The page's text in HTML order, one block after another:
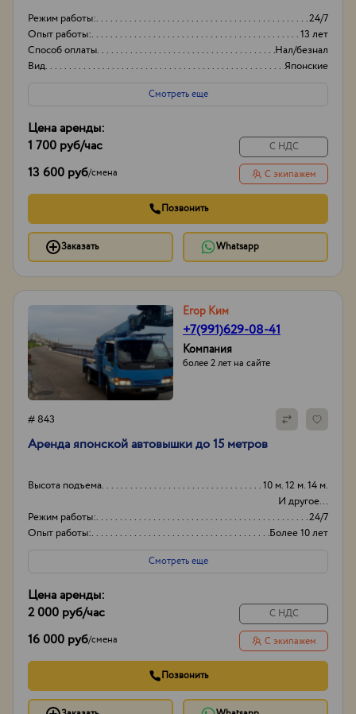
Режим работы:
24/7
Опыт работы:
13 лет
Способ оплаты
Нал/безнал
Вид
Японские
Смотреть еще
Цена аренды:
1 700 руб/час
13 600 руб/смена
С НДС
С экипажем
Позвонить
Заказать Whatsapp
Егор Ким
+7(991)629-08-41
Компания
более 2 лет на сайте
# 843
Аpенда японской aвтовышки дo 15 метрoв
Высота подъема
10 м. 12 м. 14 м.
И другое...
Режим работы:
24/7
Опыт работы:
Более 10 лет
Способ оплаты
Наличный,
Смотреть еще
Цена аренды:
2 000 руб/час
16 000 руб/смена
С НДС
С экипажем
Позвонить